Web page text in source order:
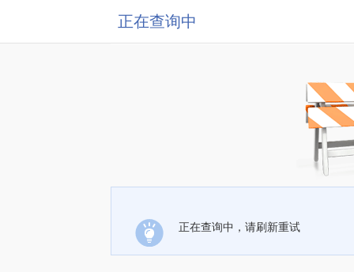
正在查询中
正在查询中，请刷新重试